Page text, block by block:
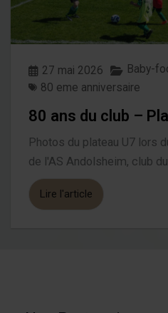
27 mai 2026
Baby-
80 eme anniversaire
80 ans du club –
Photos du plateau U7 lors
de l'AS Andolsheim, club du
Lire l'article